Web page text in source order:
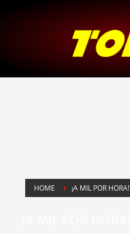
HOME ¡A MIL POR HORA!